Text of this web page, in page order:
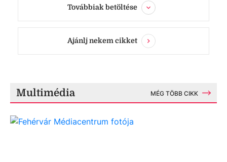
Továbbiak betöltése
Ajánlj nekem cikket
Multimédia MÉG TÖBB CIKK